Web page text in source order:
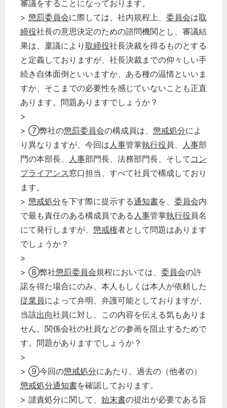
審議をすることになっております。
> 懲罰委員会に際しては、社内規程上、 委員会は取
締役社長の意思決定のための諮問機関とし、審議結
果は、稟議により 取締役社長決裁を得るものとする
と定義しておりますが、社長決裁までの仰々しい手
続き自体面倒といいますか、ある種の温情といいま
すか、そこまでの必要性を感じていないことも正直
あります。問題ありますでしょうか？
>
> ⑦弊社の懲罰委員会の構成員は、 懲戒処分によ
り異なりますが、今回は人事管掌執行役 員、 人事部
門の本部長、 人事部門長、法務部門長、そして コン
プライアンス窓口担当、すべて社員で構成しており
ます。
> 懲戒処分を下す際に提示する通知書を、 委員会内
で最も責任のある構成員である 人事管掌執行役 員名
にて発行しますが、 懲戒権者として問題はあります
でしょうか？
>
> ⑧弊社懲罰委員会規程においては、 委員会の許
諾を得た場合にのみ、本人もしくは本人が依頼した
従業員によって弁明、弁護可能としておりますが、
当該出向社員に対し、この内容を伝える気もありま
せん。関係会社の社員などの参画を阻止するためで
す。問題がありますでしょうか？
>
> ⑨今回の懲戒処分にあたり、過去の（他者の）
懲戒処分通知書を確認しております。
> 譴責処分に関して、 始末書の提出が必要である旨